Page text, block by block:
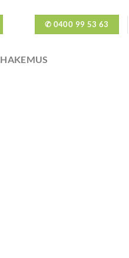
✆ 0400 99 53 63